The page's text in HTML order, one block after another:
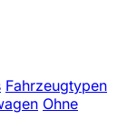
Fahrzeugtypen
Ohne